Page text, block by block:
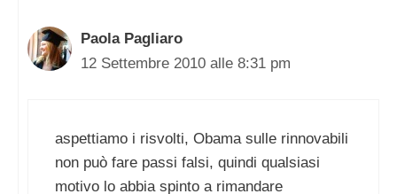
Paola Pagliaro
12 Settembre 2010 alle 8:31 pm
aspettiamo i risvolti, Obama sulle rinnovabili
non può fare passi falsi, quindi qualsiasi
motivo lo abbia spinto a rimandare